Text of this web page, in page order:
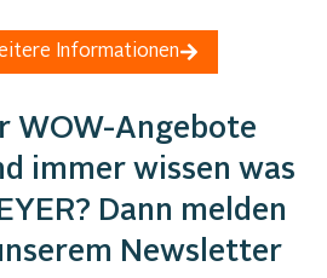
Informationen
WOW-Angebote
immer wissen was
Dann melden
Newsletter